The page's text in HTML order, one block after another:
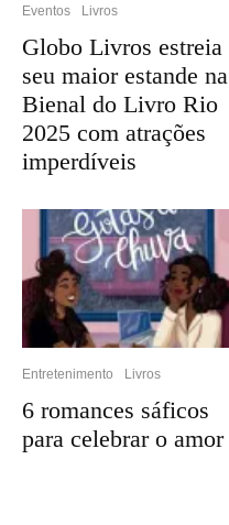
Eventos Livros
Globo Livros estreia
seu maior estande na
Bienal do Livro Rio
2025 com atrações
imperdíveis
Entretenimento Livros
6 romances sáficos
para celebrar o amor